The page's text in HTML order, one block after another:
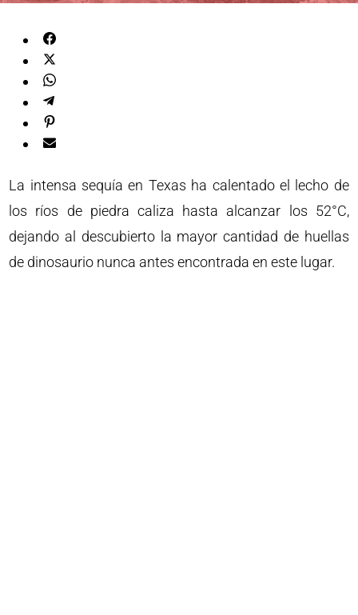
La intensa sequía en Texas ha calentado el lecho de
los ríos de piedra caliza hasta alcanzar los 52°C,
dejando al descubierto la mayor cantidad de huellas
de dinosaurio nunca antes encontrada en este lugar.